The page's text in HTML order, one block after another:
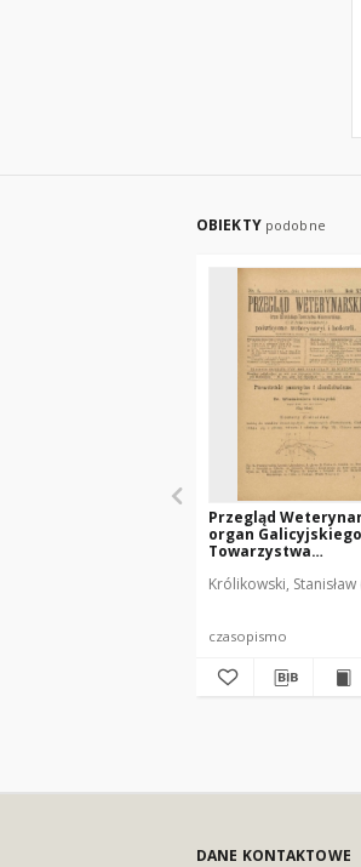
OBIEKTY podobne
Przegląd
organ Galicyjskiego
Towarzystwa
czasopismo
Królikowski,
czasopismo
DANE KONTAKTOWE